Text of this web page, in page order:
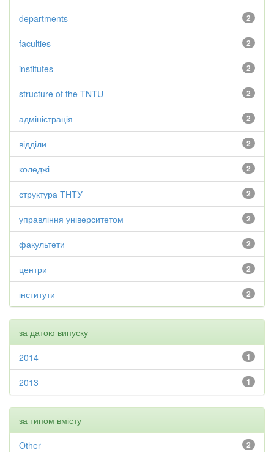
2
departments
2
faculties
2
institutes
2
structure of the TNTU
2
адміністрація
2
відділи
2
коледжі
2
структура ТНТУ
2
управління університетом
2
факультети
2
центри
2
інститути
за датою випуску
1
2014
1
2013
за типом вмісту
2
Other